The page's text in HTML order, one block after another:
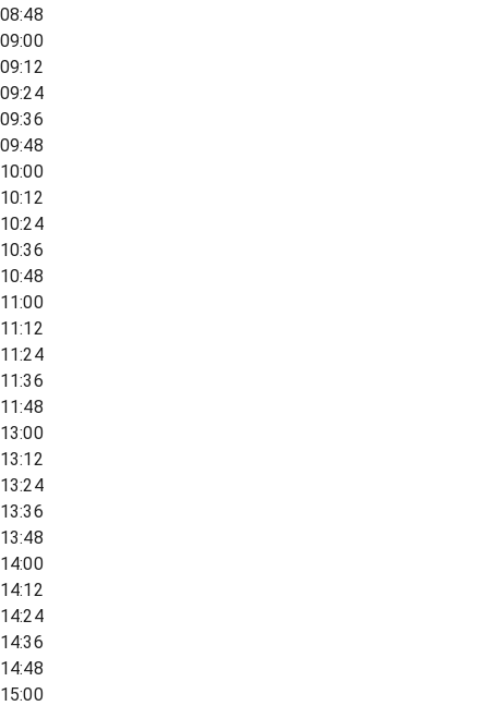
08:48
09:00
09:12
09:24
09:36
09:48
10:00
10:12
10:24
10:36
10:48
11:00
11:12
11:24
11:36
11:48
13:00
13:12
13:24
13:36
13:48
14:00
14:12
14:24
14:36
14:48
15:00